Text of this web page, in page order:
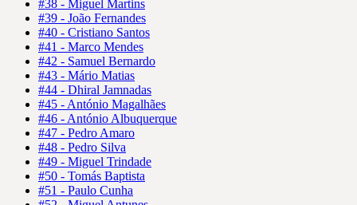
#38 - Miguel Martins
#39 - João Fernandes
#40 - Cristiano Santos
#41 - Marco Mendes
#42 - Samuel Bernardo
#43 - Mário Matias
#44 - Dhiral Jamnadas
#45 - António Magalhães
#46 - António Albuquerque
#47 - Pedro Amaro
#48 - Pedro Silva
#49 - Miguel Trindade
#50 - Tomás Baptista
#51 - Paulo Cunha